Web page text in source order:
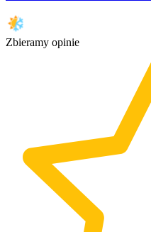
Zbieramy opinie